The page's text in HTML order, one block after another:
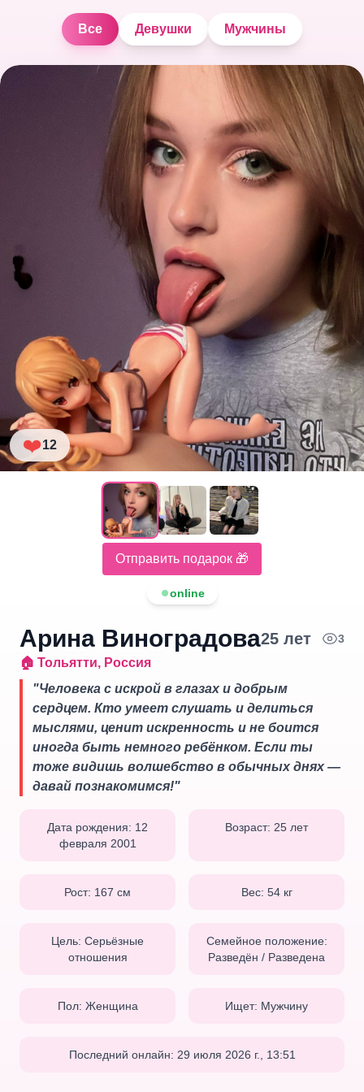
Все Девушки Мужчины
❤️12
Отправить подарок 🎁
online
Арина Виноградова25 лет 3
🏠 Тольятти, Россия
"Человека с искрой в глазах и добрым
сердцем. Кто умеет слушать и делиться
мыслями, ценит искренность и не боится
иногда быть немного ребёнком. Если ты
тоже видишь волшебство в обычных днях —
давай познакомимся!"
Дата рождения: 12
февраля 2001
Возраст: 25 лет
Рост: 167 см Вес: 54кг
Цель: Серьёзные
отношения
Семейное положение:
Разведён / Разведена
Пол: Женщина Ищет: Мужчину
Последний онлайн: 29 июля 2026 г., 13:51